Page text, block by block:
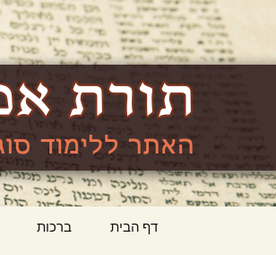
האתר ללימוד
לתוכן
דף הבית ברכות